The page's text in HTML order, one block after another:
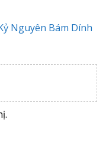
Nguyên Bám Dính